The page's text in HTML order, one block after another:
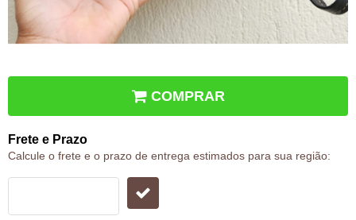
COMPRAR
Frete e Prazo
Calcule o frete e o prazo de entrega estimados para sua região: